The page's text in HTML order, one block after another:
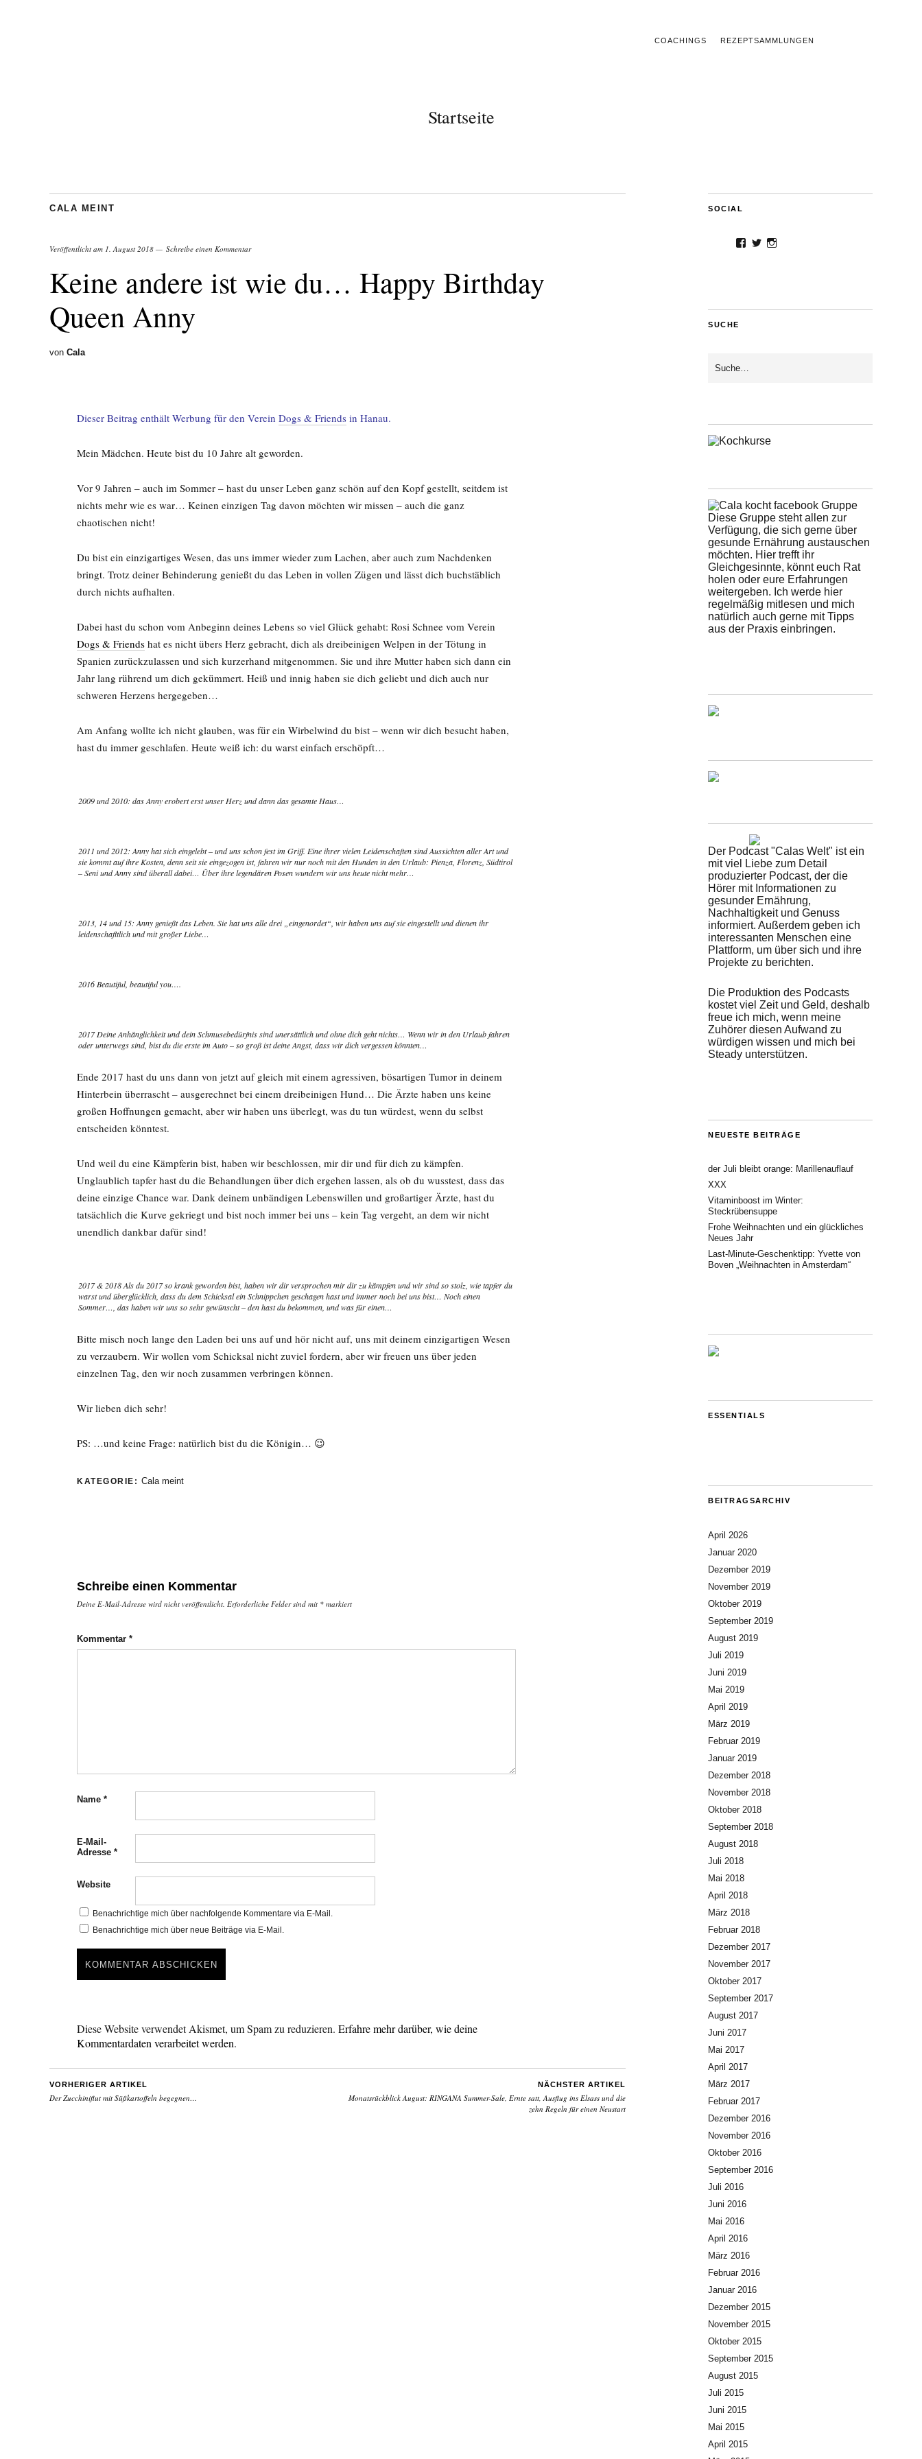
COACHINGS REZEPTSAMMLUNGEN
Startseite
CALA MEINT
Veröffentlicht am 1. August 2018 Schreibe einen Kommentar
Keine andere ist wie du… Happy Birthday
Queen Anny
von Cala
Dieser Beitrag enthält Werbung für den Verein Dogs & Friends in Hanau.
Mein Mädchen. Heute bist du 10 Jahre alt geworden.
Vor 9 Jahren – auch im Sommer – hast du unser Leben ganz schön auf den Kopf gestellt, seitdem ist
nichts mehr wie es war… Keinen einzigen Tag davon möchten wir missen – auch die ganz
chaotischen nicht!
Du bist ein einzigartiges Wesen, das uns immer wieder zum Lachen, aber auch zum Nachdenken
bringt. Trotz deiner Behinderung genießt du das Leben in vollen Zügen und lässt dich buchstäblich
durch nichts aufhalten.
Dabei hast du schon vom Anbeginn deines Lebens so viel Glück gehabt: Rosi Schnee vom Verein
Dogs & Friends hat es nicht übers Herz gebracht, dich als dreibeinigen Welpen in der Tötung in
Spanien zurückzulassen und sich kurzerhand mitgenommen. Sie und ihre Mutter haben sich dann ein
Jahr lang rührend um dich gekümmert. Heiß und innig haben sie dich geliebt und dich auch nur
schweren Herzens hergegeben…
Am Anfang wollte ich nicht glauben, was für ein Wirbelwind du bist – wenn wir dich besucht haben,
hast du immer geschlafen. Heute weiß ich: du warst einfach erschöpft…
2009 und 2010: das Anny erobert erst unser Herz und dann das gesamte Haus…
2011 und 2012: Anny hat sich eingelebt – und uns schon fest im Griff. Eine ihrer vielen Leidenschaften sind Aussichten aller Art und
sie kommt auf ihre Kosten, denn seit sie eingezogen ist, fahren wir nur noch mit den Hunden in den Urlaub: Pienza, Florenz, Südtirol
– Seni und Anny sind überall dabei… Über ihre legendären Posen wundern wir uns heute nicht mehr…
2013, 14 und 15: Anny genießt das Leben. Sie hat uns alle drei „eingenordet“, wir haben uns auf sie eingestellt und dienen ihr
leidenschafltlich und mit großer Liebe…
2016 Beautiful, beautiful you….
2017 Deine Anhänglichkeit und dein Schmusebedürfnis sind unersättlich und ohne dich geht nichts… Wenn wir in den Urlaub fahren
oder unterwegs sind, bist du die erste im Auto – so groß ist deine Angst, dass wir dich vergessen könnten…
Ende 2017 hast du uns dann von jetzt auf gleich mit einem agressiven, bösartigen Tumor in deinem
Hinterbein überrascht – ausgerechnet bei einem dreibeinigen Hund… Die Ärzte haben uns keine
großen Hoffnungen gemacht, aber wir haben uns überlegt, was du tun würdest, wenn du selbst
entscheiden könntest.
Und weil du eine Kämpferin bist, haben wir beschlossen, mir dir und für dich zu kämpfen.
Unglaublich tapfer hast du die Behandlungen über dich ergehen lassen, als ob du wusstest, dass das
deine einzige Chance war. Dank deinem unbändigen Lebenswillen und großartiger Ärzte, hast du
tatsächlich die Kurve gekriegt und bist noch immer bei uns – kein Tag vergeht, an dem wir nicht
unendlich dankbar dafür sind!
2017 & 2018 Als du 2017 so krank geworden bist, haben wir dir versprochen mir dir zu kämpfen und wir sind so stolz, wie tapfer du
warst und überglücklich, dass du dem Schicksal ein Schnippchen geschagen hast und immer noch bei uns bist… Noch einen
Sommer…, das haben wir uns so sehr gewünscht – den hast du bekommen, und was für einen…
Bitte misch noch lange den Laden bei uns auf und hör nicht auf, uns mit deinem einzigartigen Wesen
zu verzaubern. Wir wollen vom Schicksal nicht zuviel fordern, aber wir freuen uns über jeden
einzelnen Tag, den wir noch zusammen verbringen können.
Wir lieben dich sehr!
PS: …und keine Frage: natürlich bist du die Königin… 😉
KATEGORIE: Cala meint
Schreibe einen Kommentar
Deine E-Mail-Adresse wird nicht veröffentlicht. Erforderliche Felder sind mit * markiert
Kommentar *
Name *
E-Mail-
Adresse *
Website
Benachrichtige mich über nachfolgende Kommentare via E-Mail.
Benachrichtige mich über neue Beiträge via E-Mail.
Diese Website verwendet Akismet, um Spam zu reduzieren. Erfahre mehr darüber, wie deine
Kommentardaten verarbeitet werden.
VORHERIGER ARTIKEL
Der Zucchiniflut mit Süßkartoffeln begegnen…
NÄCHSTER ARTIKEL
Monatsrückblick August: RINGANA Summer-Sale, Ernte satt, Ausflug ins Elsass und die
zehn Regeln für einen Neustart
SOCIAL
Facebook
Twitter
SUCHE
Diese Gruppe steht allen zur
Verfügung, die sich gerne über
gesunde Ernährung austauschen
möchten. Hier trefft ihr
Gleichgesinnte, könnt euch Rat
holen oder eure Erfahrungen
weitergeben. Ich werde hier
regelmäßig mitlesen und mich
natürlich auch gerne mit Tipps
aus der Praxis einbringen.
Der Podcast "Calas Welt" ist ein
mit viel Liebe zum Detail
produzierter Podcast, der die
Hörer mit Informationen zu
gesunder Ernährung,
Nachhaltigkeit und Genuss
informiert. Außerdem geben ich
interessanten Menschen eine
Plattform, um über sich und ihre
Projekte zu berichten.
Die Produktion des Podcasts
kostet viel Zeit und Geld, deshalb
freue ich mich, wenn meine
Zuhörer diesen Aufwand zu
würdigen wissen und mich bei
Steady unterstützen.
NEUESTE BEITRÄGE
der Juli bleibt orange: Marillenauflauf
XXX
Vitaminboost im Winter:
Steckrübensuppe
Frohe Weihnachten und ein glückliches
Neues Jahr
Last-Minute-Geschenktipp: Yvette von
Boven „Weihnachten in Amsterdam“
ESSENTIALS
BEITRAGSARCHIV
April 2026
Januar 2020
Dezember 2019
November 2019
Oktober 2019
September 2019
August 2019
Juli 2019
Juni 2019
Mai 2019
April 2019
März 2019
Februar 2019
Januar 2019
Dezember 2018
November 2018
Oktober 2018
September 2018
August 2018
Juli 2018
Mai 2018
April 2018
März 2018
Februar 2018
Dezember 2017
November 2017
Oktober 2017
September 2017
August 2017
Juni 2017
Mai 2017
April 2017
März 2017
Februar 2017
Dezember 2016
November 2016
Oktober 2016
September 2016
Juli 2016
Juni 2016
Mai 2016
April 2016
März 2016
Februar 2016
Januar 2016
Dezember 2015
November 2015
Oktober 2015
September 2015
August 2015
Juli 2015
Juni 2015
Mai 2015
April 2015